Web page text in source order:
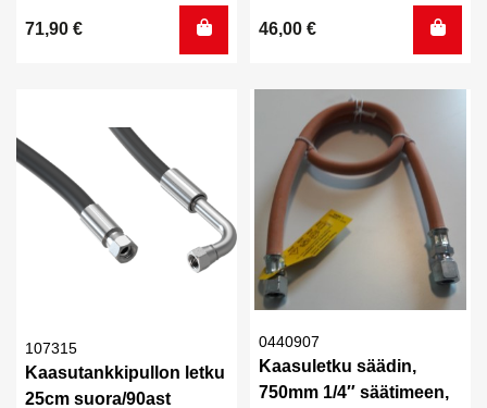
71,90 € 46,00 €
107315
Kaasutankkipullon letku
25cm suora/90ast
0440907
Kaasuletku säädin,
750mm 1/4″ säätimeen,